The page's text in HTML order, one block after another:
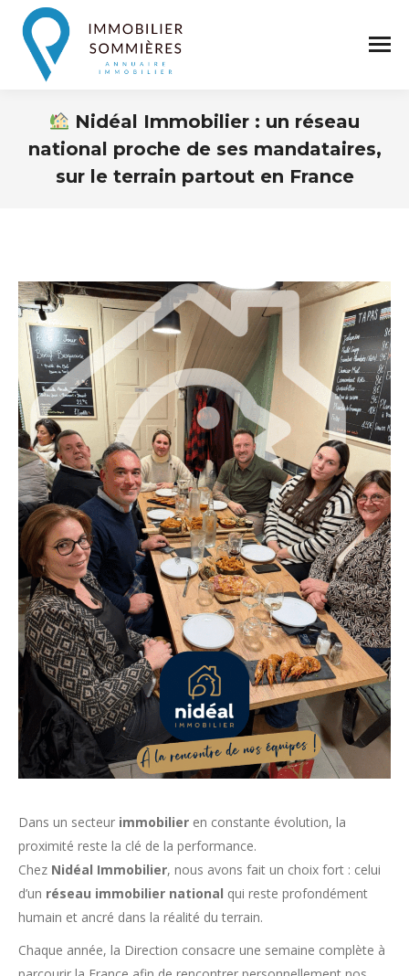
Nidéal Immobilier : un réseau
national proche de ses mandataires,
sur le terrain partout en France
Dans un secteur immobilier en constante évolution, la
proximité reste la clé de la performance.
Chez Nidéal Immobilier, nous avons fait un choix fort : celui
d’un réseau immobilier national qui reste profondément
humain et ancré dans la réalité du terrain.
Chaque année, la Direction consacre une semaine complète à